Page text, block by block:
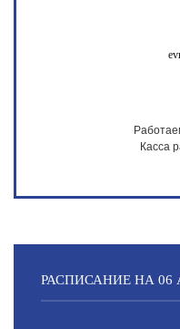
Касса
РАСПИСАНИЕ НА 06